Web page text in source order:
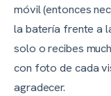
móvil (entonces
la batería frente a
solo o recibes
con foto de cada
agradecer.